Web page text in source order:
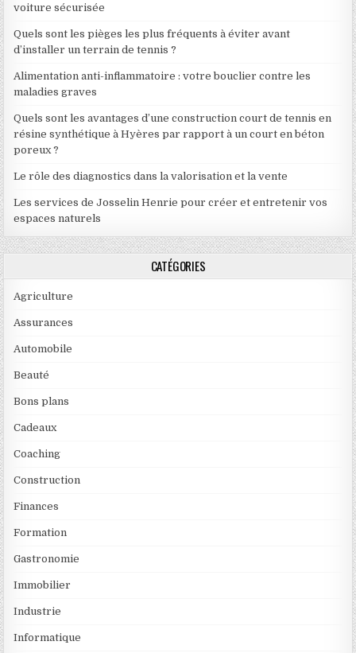
voiture sécurisée
Quels sont les pièges les plus fréquents à éviter avant
d’installer un terrain de tennis ?
Alimentation anti-inflammatoire : votre bouclier contre les
maladies graves
Quels sont les avantages d’une construction court de tennis en
résine synthétique à Hyères par rapport à un court en béton
poreux ?
Le rôle des diagnostics dans la valorisation et la vente
Les services de Josselin Henrie pour créer et entretenir vos
espaces naturels
CATÉGORIES
Agriculture
Assurances
Automobile
Beauté
Bons plans
Cadeaux
Coaching
Construction
Finances
Formation
Gastronomie
Immobilier
Industrie
Informatique